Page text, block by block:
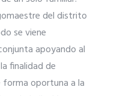
del distrito
se viene
apoyando al
finalidad de
oportuna a la